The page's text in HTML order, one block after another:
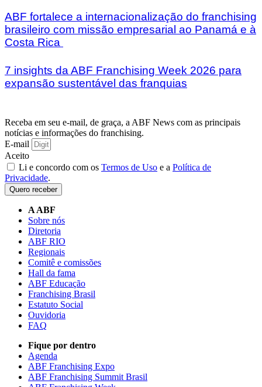
ABF fortalece a internacionalização do franchising
brasileiro com missão empresarial ao Panamá e à
Costa Rica
7 insights da ABF Franchising Week 2026 para
expansão sustentável das franquias
Receba em seu e-mail, de graça, a ABF News com as principais
notícias e informações do franchising.
E-mail
Aceito
Li e concordo com os Termos de Uso e a Política de
Privacidade.
Quero receber
A ABF
Sobre nós
Diretoria
ABF RIO
Regionais
Comitê e comissões
Hall da fama
ABF Educação
Franchising Brasil
Estatuto Social
Ouvidoria
FAQ
Fique por dentro
Agenda
ABF Franchising Expo
ABF Franchising Summit Brasil